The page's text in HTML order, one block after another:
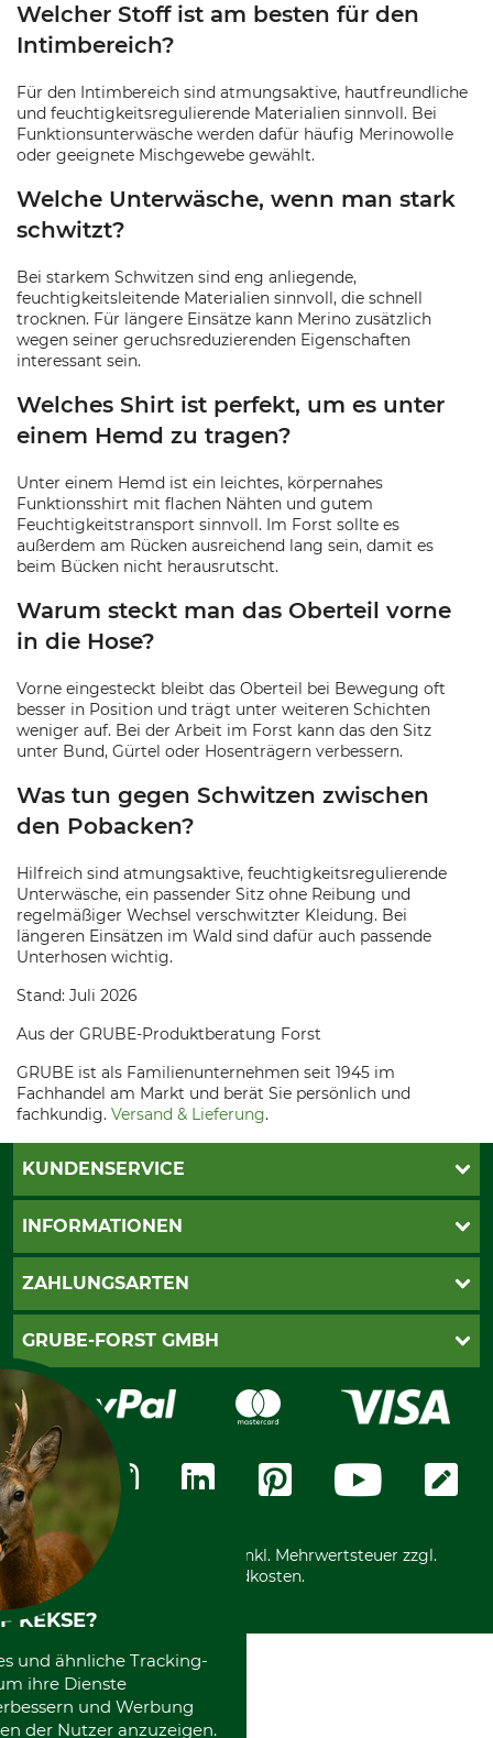
Welcher Stoff ist am besten für den
Intimbereich?
Für den Intimbereich sind atmungsaktive, hautfreundliche
und feuchtigkeitsregulierende Materialien sinnvoll. Bei
Funktionsunterwäsche werden dafür häufig Merinowolle
oder geeignete Mischgewebe gewählt.
Welche Unterwäsche, wenn man stark
schwitzt?
Bei starkem Schwitzen sind eng anliegende,
feuchtigkeitsleitende Materialien sinnvoll, die schnell
trocknen. Für längere Einsätze kann Merino zusätzlich
wegen seiner geruchsreduzierenden Eigenschaften
interessant sein.
Welches Shirt ist perfekt, um es unter
einem Hemd zu tragen?
Unter einem Hemd ist ein leichtes, körpernahes
Funktionsshirt mit flachen Nähten und gutem
Feuchtigkeitstransport sinnvoll. Im Forst sollte es
außerdem am Rücken ausreichend lang sein, damit es
beim Bücken nicht herausrutscht.
Warum steckt man das Oberteil vorne
in die Hose?
Vorne eingesteckt bleibt das Oberteil bei Bewegung oft
besser in Position und trägt unter weiteren Schichten
weniger auf. Bei der Arbeit im Forst kann das den Sitz
unter Bund, Gürtel oder Hosenträgern verbessern.
Was tun gegen Schwitzen zwischen
den Pobacken?
Hilfreich sind atmungsaktive, feuchtigkeitsregulierende
Unterwäsche, ein passender Sitz ohne Reibung und
regelmäßiger Wechsel verschwitzter Kleidung. Bei
längeren Einsätzen im Wald sind dafür auch passende
Unterhosen wichtig.
Stand: Juli 2026
Aus der GRUBE-Produktberatung Forst
GRUBE ist als Familienunternehmen seit 1945 im
Fachhandel am Markt und berät Sie persönlich und
fachkundig. Versand & Lieferung.
KUNDENSERVICE
Katalogbestellung
INFORMATIONEN
AGB
Widerrufsrecht
Widerrufsformular
Datenschutz
Zahlungsarten
ZAHLUNGSARTEN
PayPal
Kreditkarte
Rechnung
Vorkasse
GRUBE-FORST GMBH
Karriere
Über uns
Messetermine
Community
International
*Alle Preise in Euro und inkl. Mehrwertsteuer zzgl.
Versandkosten.
KEKSE?
und ähnliche Tracking-
ihre Dienste
und Werbung
der Nutzer anzuzeigen.